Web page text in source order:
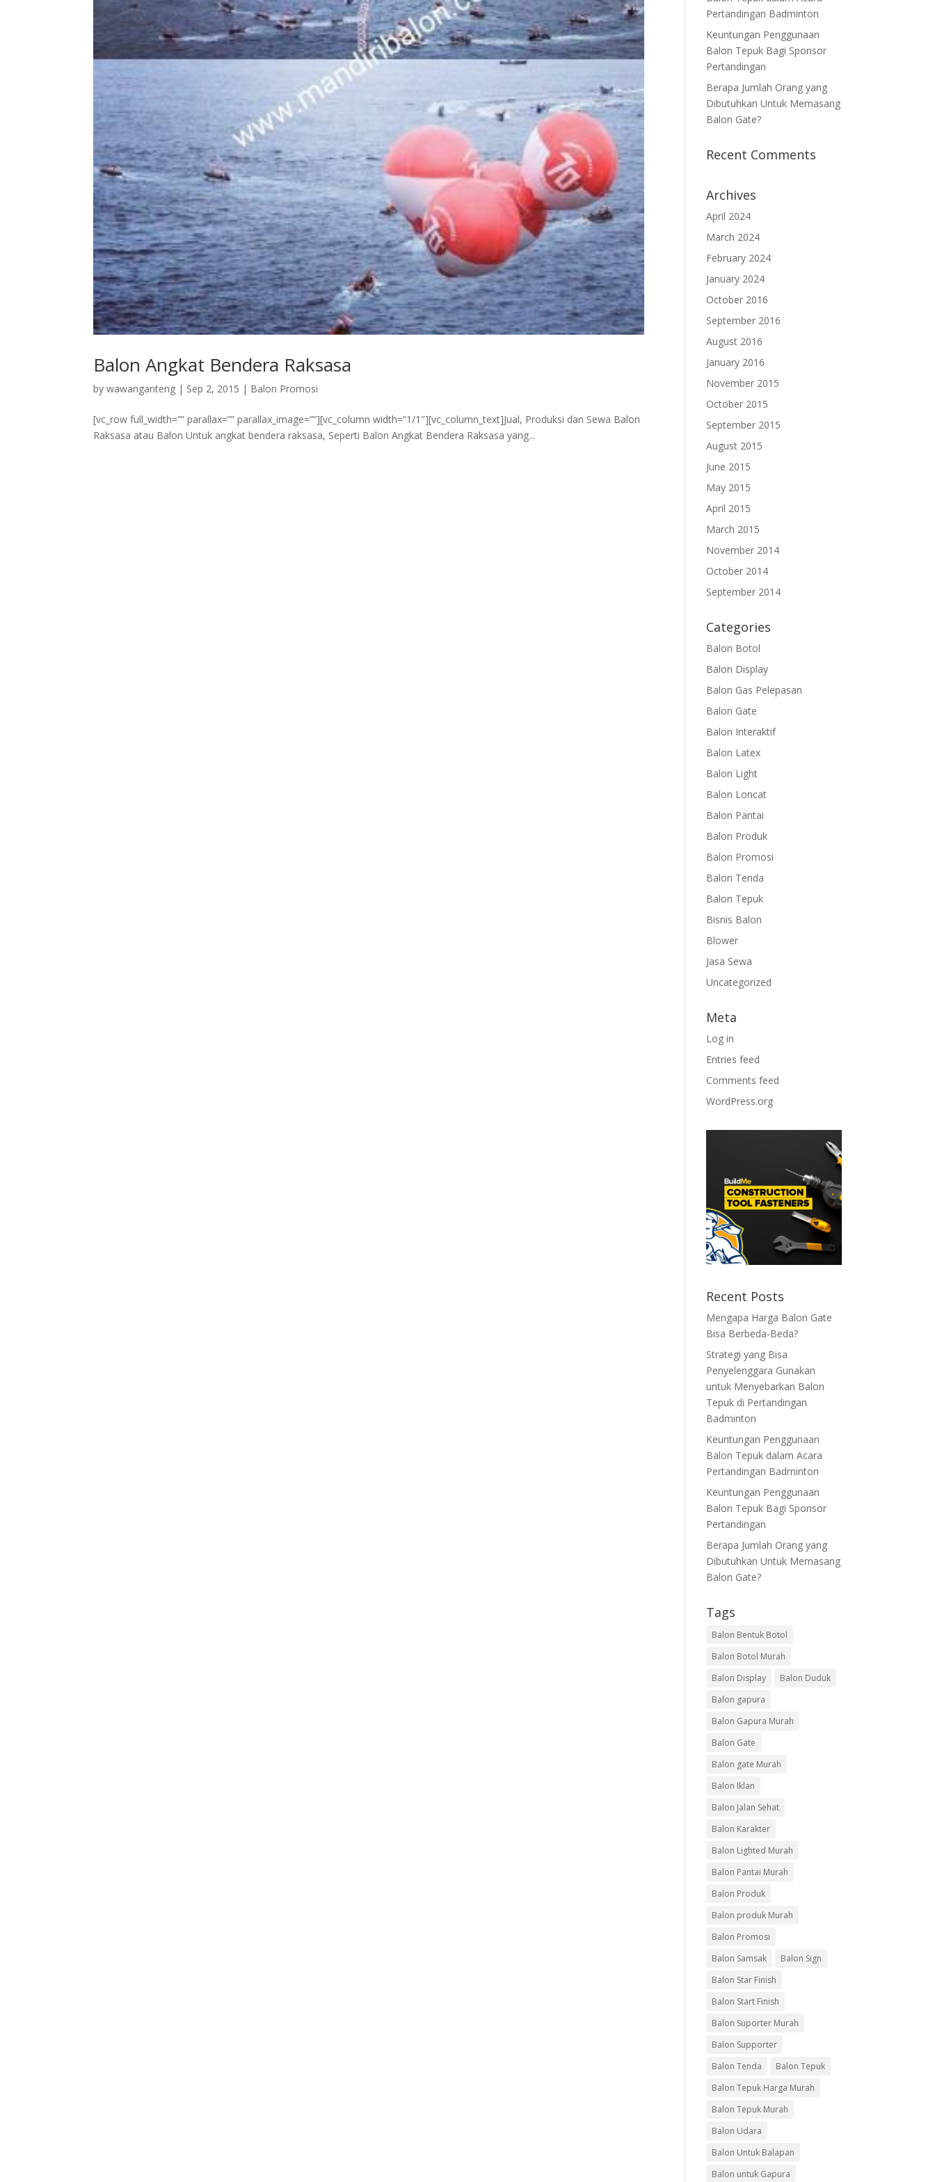
Balon Angkat Bendera Raksasa
bywawanganteng | Sep 2, 2015 | Balon Promosi
[vc_row full_width=”” parallax=”” parallax_image=””][vc_column width=”1/1″][vc_column_text]Jual, Produksi dan Sewa Balon
Raksasa atau Balon Untuk angkat bendera raksasa, Seperti Balon Angkat Bendera Raksasa yang...
Pertandingan Badminton
Keuntungan Penggunaan
Balon Tepuk Bagi Sponsor
Pertandingan
Berapa Jumlah Orang yang
Dibutuhkan Untuk Memasang
Balon Gate?
Recent Comments
Archives
April 2024
March 2024
February 2024
January 2024
October 2016
September 2016
August 2016
January 2016
November 2015
October 2015
September 2015
August 2015
June 2015
May 2015
April 2015
March 2015
November 2014
October 2014
September 2014
Categories
Balon Botol
Balon Display
Balon Gas Pelepasan
Balon Gate
Balon Interaktif
Balon Latex
Balon Light
Balon Loncat
Balon Pantai
Balon Produk
Balon Promosi
Balon Tenda
Balon Tepuk
Bisnis Balon
Blower
Jasa Sewa
Uncategorized
Meta
Log in
Entries feed
Comments feed
WordPress.org
Recent Posts
Mengapa Harga Balon Gate
Bisa Berbeda-Beda?
Strategi yang Bisa
Penyelenggara Gunakan
untuk Menyebarkan Balon
Tepuk di Pertandingan
Badminton
Keuntungan Penggunaan
Balon Tepuk dalam Acara
Pertandingan Badminton
Keuntungan Penggunaan
Balon Tepuk Bagi Sponsor
Pertandingan
Berapa Jumlah Orang yang
Dibutuhkan Untuk Memasang
Balon Gate?
Tags
Balon Bentuk Botol
Balon Botol Murah
Balon Display
Balon Duduk
Balon gapura
Balon Gapura Murah
Balon Gate
Balon gate Murah
Balon Iklan
Balon Jalan Sehat
Balon Karakter
Balon Lighted Murah
Balon Pantai Murah
Balon Produk
Balon produk Murah
Balon Promosi
Balon Samsak
Balon Sign
Balon Star Finish
Balon Start Finish
Balon Suporter Murah
Balon Supporter
Balon Tenda
Balon Tepuk
Balon Tepuk Harga Murah
Balon Tepuk Murah
Balon Udara
Balon Untuk Balapan
Balon untuk Gapura